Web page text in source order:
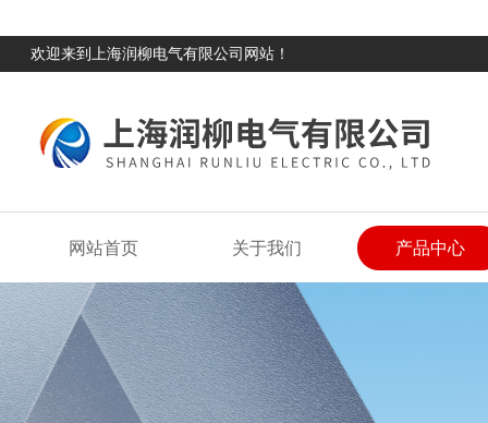
欢迎来到上海润柳电气有限公司网站！
网站首页 关于我们 产品中心